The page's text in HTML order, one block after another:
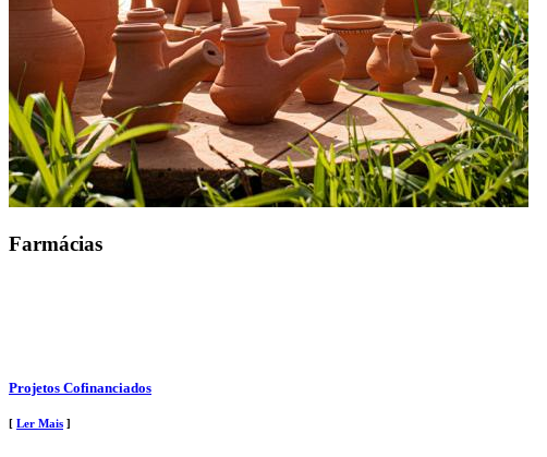
Farmácias
Projetos Cofinanciados
[ Ler Mais ]